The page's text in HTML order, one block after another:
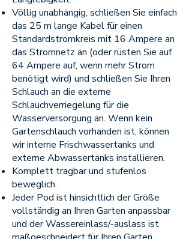
Völlig unabhängig, schließen Sie einfach
das 25 m lange Kabel für einen
Standardstromkreis mit 16 Ampere an
das Stromnetz an (oder rüsten Sie auf
64 Ampere auf, wenn mehr Strom
benötigt wird) und schließen Sie Ihren
Schlauch an die externe
Schlauchverriegelung für die
Wasserversorgung an. Wenn kein
Gartenschlauch vorhanden ist, können
wir interne Frischwassertanks und
externe Abwassertanks installieren.
Komplett tragbar und stufenlos
beweglich.
Jeder Pod ist hinsichtlich der Größe
vollständig an Ihren Garten anpassbar
und der Wassereinlass/-auslass ist